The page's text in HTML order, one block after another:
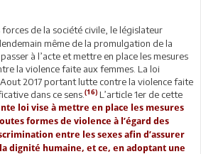
forces de la société civile, le législateur
même de la promulgation de la
à l’acte et mettre en place les mesures
la violence faite aux femmes. La loi
Aout 2017 portant lutte contre la violence faite
dans ce sens. (16) L’article 1er de cette
loi vise à mettre en place les mesures
formes de violence à l’égard des
entre les sexes afin d’assurer
dignité humaine, et ce, en adoptant une